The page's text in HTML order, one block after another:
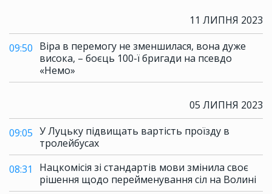
11 ЛИПНЯ 2023
09:50 Віра в перемогу не зменшилася, вона дуже
висока, – боєць 100-ї бригади на псевдо
«Немо»
05 ЛИПНЯ 2023
09:05 У Луцьку підвищать вартість проїзду в
тролейбусах
08:31
Нацкомісія зі стандартів мови змінила своє
рішення щодо перейменування сіл на Волині